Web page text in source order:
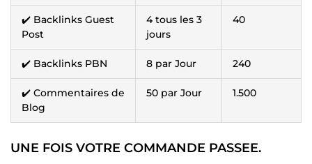
✔️ Backlinks Guest
Post
4 tous les 3
jours
40
✔️ Backlinks PBN 8 par Jour 240
✔️ Commentaires de
Blog
50 par Jour 1.500
UNE FOIS VOTRE COMMANDE PASSEE.